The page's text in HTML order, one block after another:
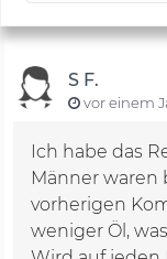
S F.
vor einem
Ich habe das
Männer waren
vorherigen
weniger Öl,